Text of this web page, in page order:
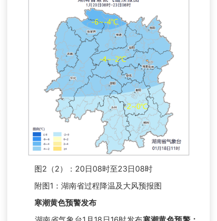
图2（2）：20日08时至23日08时
附图1：湖南省过程降温及大风预报图
寒潮黄色预警发布